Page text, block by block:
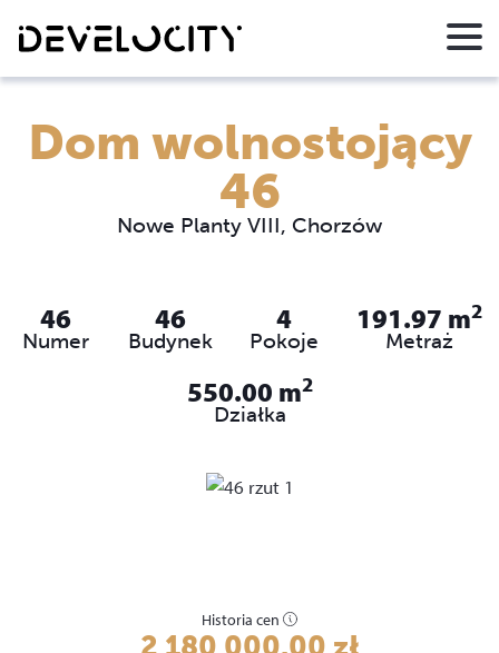
Dom wolnostojący
46
Nowe Planty VIII, Chorzów
46
Numer
46
Budynek
4
Pokoje
191.97 m2
Metraż
550.00 m2
Działka
Historia cen